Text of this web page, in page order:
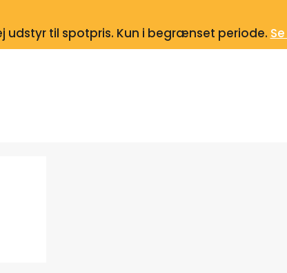
udstyr til spotpris. Kun i begrænset periode.